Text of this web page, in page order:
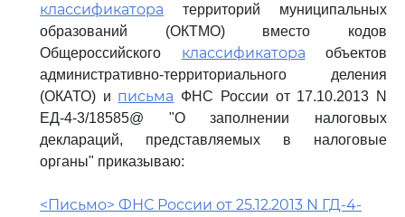
классификатора территорий муниципальных
образований (ОКТМО) вместо кодов
Общероссийского классификатора объектов
административно-территориального деления
(ОКАТО) и письма ФНС России от 17.10.2013 N
ЕД-4-3/18585@ "О заполнении налоговых
деклараций, представляемых в налоговые
органы" приказываю:
<Письмо> ФНС России от 25.12.2013 N ГД-4-